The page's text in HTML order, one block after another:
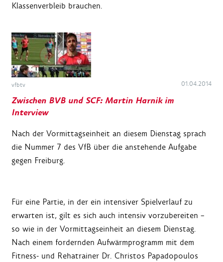
Klassenverbleib brauchen.
vfbtv 01.04.2014
Zwischen BVB und SCF: Martin Harnik im
Interview
Nach der Vormittagseinheit an diesem Dienstag sprach
die Nummer 7 des VfB über die anstehende Aufgabe
gegen Freiburg.
Für eine Partie, in der ein intensiver Spielverlauf zu
erwarten ist, gilt es sich auch intensiv vorzubereiten –
so wie in der Vormittagseinheit an diesem Dienstag.
Nach einem fordernden Aufwärmprogramm mit dem
Fitness- und Rehatrainer Dr. Christos Papadopoulos